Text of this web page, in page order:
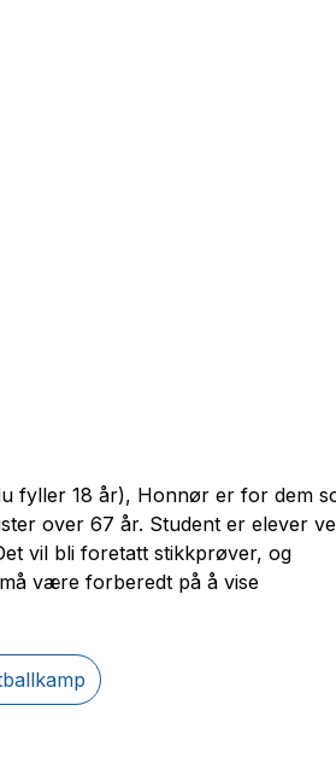
fyller 18 år), Honnør er for dem
over 67 år. Student er elever
vil bli foretatt stikkprøver, og
være forberedt på å vise